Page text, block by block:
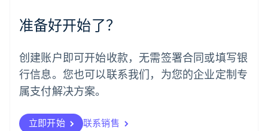
准备好开始了？
创建账户即可开始收款，无需签署合同或填写银
行信息。您也可以联系我们，为您的企业定制专
属支付解决方案。
立即开始 联系销售
English
葡萄牙
日本
日本語 English
瑞典
SvenskaEnglish
Deutsch FrançaisItaliano English